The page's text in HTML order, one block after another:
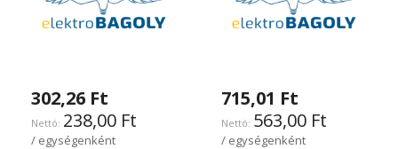
302,26 Ft
238,00 Ft
/ egységenként
715,01 Ft
563,00 Ft
/ egységenként